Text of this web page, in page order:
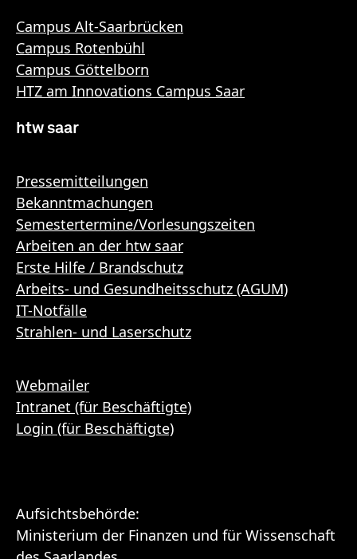
Campus Alt-Saarbrücken
Campus Rotenbühl
Campus Göttelborn
HTZ am Innovations Campus Saar
htw saar
Pressemitteilungen
Bekanntmachungen
Semestertermine/Vorlesungszeiten
Arbeiten an der htw saar
Erste Hilfe / Brandschutz
Arbeits- und Gesundheitsschutz (AGUM)
IT-Notfälle
Strahlen- und Laserschutz
Webmailer
Intranet (für Beschäftigte)
Login (für Beschäftigte)
Aufsichtsbehörde:
Ministerium der Finanzen und für Wissenschaft